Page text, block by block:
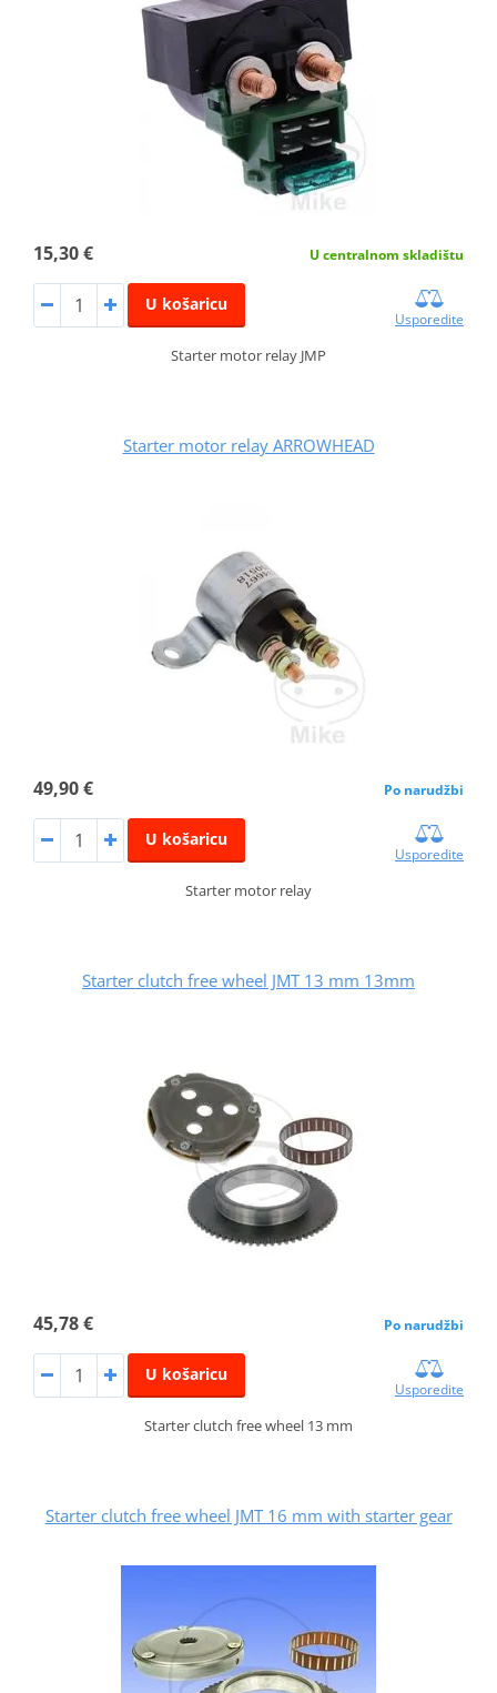
15,30 € U centralnom skladištu
U košaricu
Usporedite
Starter motor relay JMP
Starter motor relay ARROWHEAD
49,90 € Po narudžbi
U košaricu
Usporedite
Starter motor relay
Starter clutch free wheel JMT 13 mm 13mm
45,78 € Po narudžbi
U košaricu
Usporedite
Starter clutch free wheel 13 mm
Starter clutch free wheel JMT 16 mm with starter gear